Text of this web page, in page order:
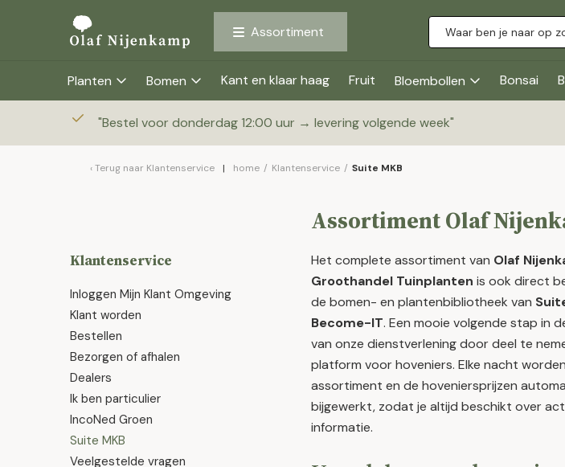
Assortiment
Planten Bomen Kant en klaar haag Fruit Bloembollen Bonsai
"Bestel voor donderdag 12:00 uur → levering volgende week"
Terug naar Klantenservice home / Klantenservice / Suite MKB
Assortiment Olaf
Klantenservice
Inloggen Mijn Klant Omgeving
Klant worden
Bestellen
Bezorgen of afhalen
Dealers
Ik ben particulier
IncoNed Groen
Suite MKB
Veelgestelde vragen
Het complete assortiment van Olaf
Groothandel Tuinplanten is ook direct
de bomen- en plantenbibliotheek van
Become-IT. Een mooie volgende stap in
van onze dienstverlening door deel te
platform voor hoveniers. Elke nacht
assortiment en de hoveniersprijzen
bijgewerkt, zodat je altijd beschikt over
informatie.